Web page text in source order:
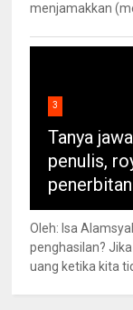
menjamakkan
3
Tanya
penulis,
Oleh: Isa
penghasilan?
uang ketika kita